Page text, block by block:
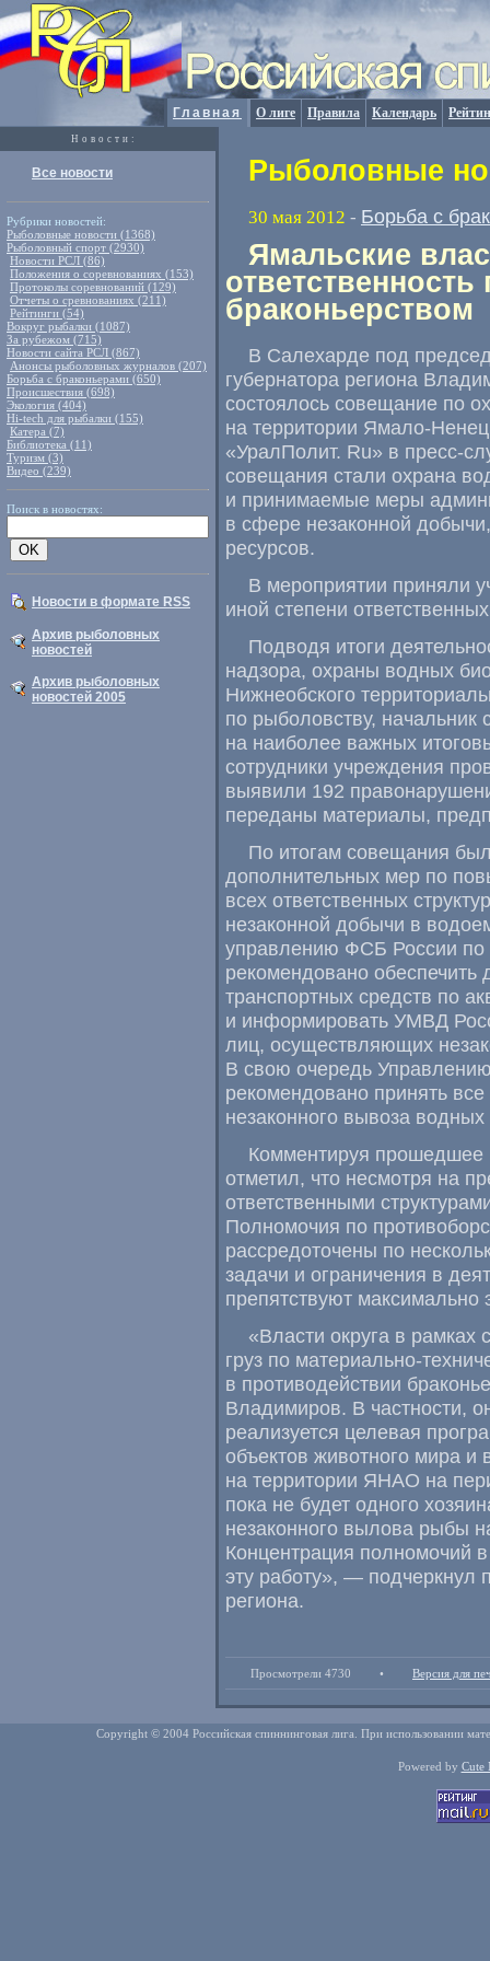
Главная О лиге Правила Календарь
Новости:
Все новости
Рубрики новостей:
Рыболовные новости (1368)
Рыболовный спорт (2930)
Новости РСЛ (86)
Положения о соревнованиях (153)
Протоколы соревнований (129)
Отчеты о сревнованиях (211)
Рейтинги (54)
Вокруг рыбалки (1087)
За рубежом (715)
Новости сайта РСЛ (867)
Анонсы рыболовных журналов (207)
Борьба с браконьерами (650)
Происшествия (698)
Экология (404)
Hi-tech для рыбалки (155)
Катера (7)
Библиотека (11)
Туризм (3)
Видео (239)
Поиск в новостях:
Новости в формате RSS
Архив рыболовных
новостей
Архив рыболовных
новостей 2005
Рыболовные
30 мая 2012 - Борьба с
Ямальские
браконьерством
В Салехарде под
губернатора региона
состоялось совещание по
на территории Ямало-
«УралПолит. Ru» в пресс-
совещания стали охрана
и принимаемые меры
в сфере незаконной
ресурсов.
В мероприятии приняли
иной степени
Подводя итоги
надзора, охраны водных
Нижнеобского
по рыболовству,
на наиболее важных
сотрудники учреждения
выявили 192
переданы материалы,
По итогам совещания
дополнительных мер по
всех ответственных
незаконной добычи в
управлению ФСБ России по
рекомендовано
транспортных средств по
и информировать УМВД
лиц, осуществляющих
В свою очередь
рекомендовано принять
незаконного вывоза
Комментируя
отметил, что несмотря на
ответственными
Полномочия по
рассредоточены по
задачи и ограничения в
препятствуют
«Власти округа в рамках
груз по материально-
в противодействии
Владимиров. В частности,
реализуется целевая
объектов животного мира и
на территории ЯНАО на
пока не будет одного
незаконного вылова рыбы
Концентрация полномочий
эту работу», — подчеркнул
региона.
Просмотрели 4730 • Версия для
Copyright © 2004 Российская спиннинговая лига. При использовании
Powered by Cute